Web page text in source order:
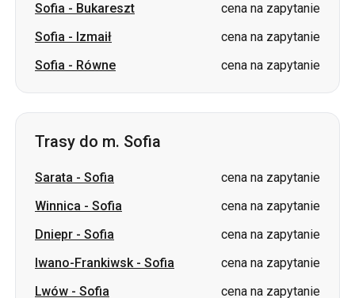
Sofia - Bukareszt
cena na zapytanie
Sofia - Izmaił
cena na zapytanie
Sofia - Równe cena na zapytanie
Trasy do m. Sofia
Sarata - Sofia
cena na zapytanie
Winnica - Sofia
cena na zapytanie
Dniepr - Sofia
cena na zapytanie
Iwano-Frankiwsk- Sofia
cena na zapytanie
Lwów - Sofia
cena na zapytanie